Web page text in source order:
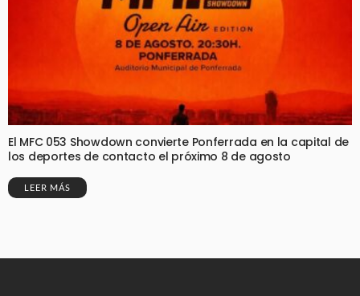
El MFC 053 Showdown convierte Ponferrada en la capital de
los deportes de contacto el próximo 8 de agosto
LEER MÁS